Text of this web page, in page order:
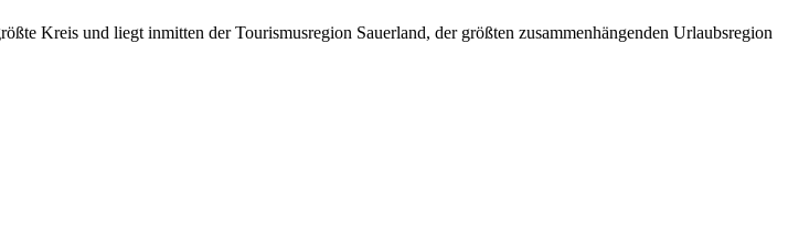
Kreis und liegt inmitten der Tourismusregion Sauerland, der größten zusammenhängenden Urlaubsregion